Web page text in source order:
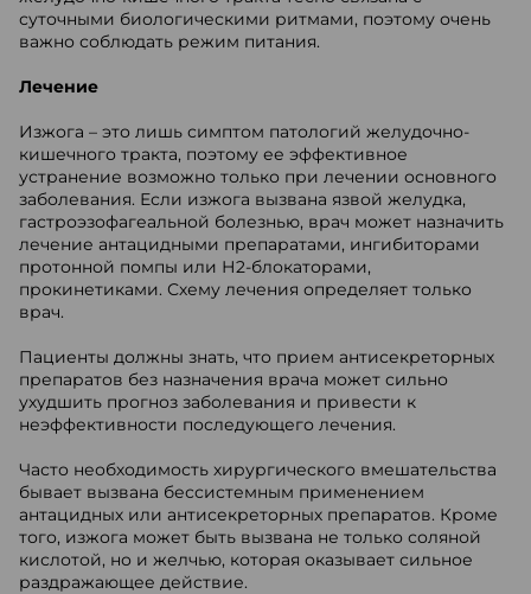
суточными биологическими ритмами, поэтому очень
важно соблюдать режим питания.
Лечение
Изжога – это лишь симптом патологий желудочно-
кишечного тракта, поэтому ее эффективное
устранение возможно только при лечении основного
заболевания. Если изжога вызвана язвой желудка,
гастроэзофагеальной болезнью, врач может назначить
лечение антацидными препаратами, ингибиторами
протонной помпы или Н2-блокаторами,
прокинетиками. Схему лечения определяет только
врач.
Пациенты должны знать, что прием антисекреторных
препаратов без назначения врача может сильно
ухудшить прогноз заболевания и привести к
неэффективности последующего лечения.
Часто необходимость хирургического вмешательства
бывает вызвана бессистемным применением
антацидных или антисекреторных препаратов. Кроме
того, изжога может быть вызвана не только соляной
кислотой, но и желчью, которая оказывает сильное
раздражающее действие.